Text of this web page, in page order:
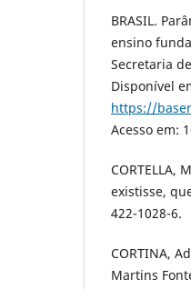
BRASIL.
ensino
Secretaria
Disponível
https://
Acesso em:
CORTELLA,
existisse,
422-1028-6.
CORTINA,
Martins